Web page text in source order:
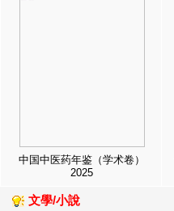
中国中医药年鉴（学术卷）
2025
文學/小說